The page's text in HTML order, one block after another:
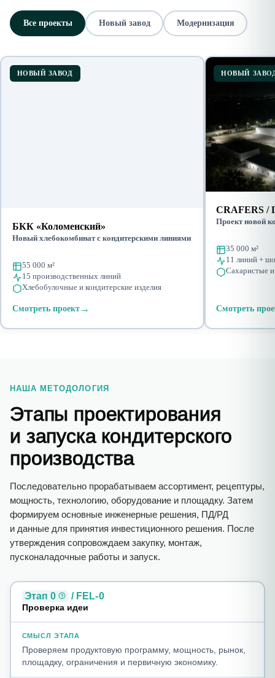
Все проекты Новый завод Модернизация
НОВЫЙ ЗАВОД
БКК «Коломенский»
Новый хлебокомбинат с кондитерскими линиями
55 000 м²
15 производственных линий
Хлебобулочные и кондитерские изделия
Смотреть проект→
НОВЫЙ
CRAFERS /
Проект новой
35 000 м²
11 линий +
Сахаристые
Смотреть
НАША МЕТОДОЛОГИЯ
Этапы проектирования
и запуска кондитерского
производства
Последовательно прорабатываем ассортимент, рецептуры,
мощность, технологию, оборудование и площадку. Затем
формируем основные инженерные решения, ПД/РД
и данные для принятия инвестиционного решения. После
утверждения сопровождаем закупку, монтаж,
пусконаладочные работы и запуск.
Этап0 / FEL-0
Проверка идеи
Проверяем продуктовую программу, мощность, рынок,
площадку, ограничения и первичную экономику.